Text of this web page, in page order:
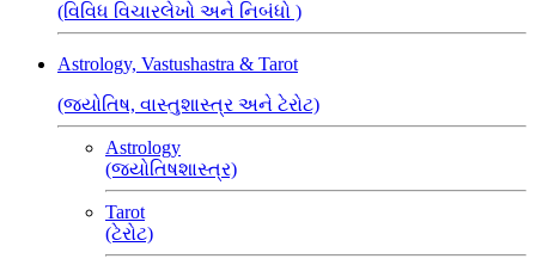
(વિવિધ વિચારલેખો અને નિબંધો )
Astrology, Vastushastra & Tarot
(જ્યોતિષ, વાસ્તુશાસ્ત્ર અને ટેરોટ)
Astrology
(જ્યોતિષશાસ્ત્ર)
Tarot
(ટેરોટ)